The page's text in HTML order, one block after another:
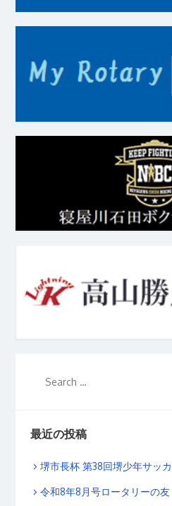
最近の投稿
堺市長杯 第38回堺少年サッ
令和8年8月号ロータリーの